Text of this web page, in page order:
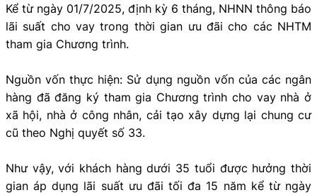
Kể từ ngày 01/7/2025, định kỳ 6 tháng, NHNN thông báo
lãi suất cho vay trong thời gian ưu đãi cho các NHTM
tham gia Chương trình.
Nguồn vốn thực hiện: Sử dụng nguồn vốn của các ngân
hàng đã đăng ký tham gia Chương trình cho vay nhà ở
xã hội, nhà ở công nhân, cải tạo xây dựng lại chung cư
cũ theo Nghị quyết số 33.
Như vậy, với khách hàng dưới 35 tuổi được hưởng thời
gian áp dụng lãi suất ưu đãi tối đa 15 năm kể từ ngày